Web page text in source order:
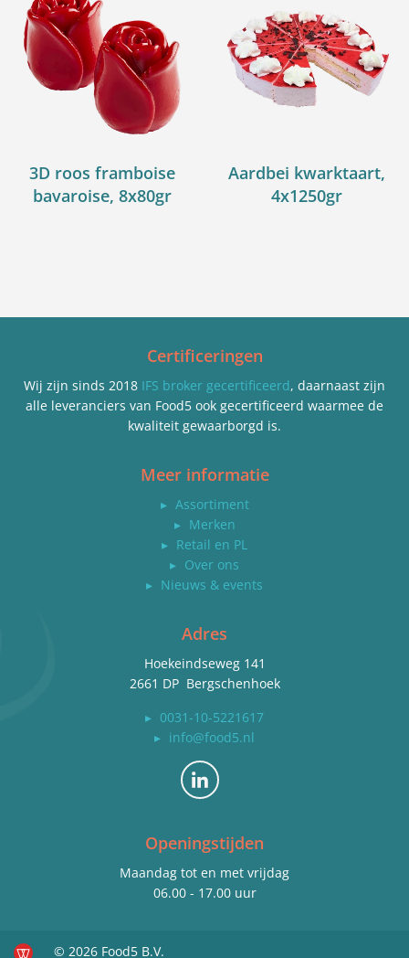
3D roos framboise
bavaroise, 8x80gr
Aardbei kwarktaart,
4x1250gr
Certificeringen
Wij zijn sinds 2018 IFS broker gecertificeerd, daarnaast zijn
alle leveranciers van Food5 ook gecertificeerd waarmee de
kwaliteit gewaarborgd is.
Meer informatie
▸ Assortiment
▸ Merken
▸ Retail en PL
▸ Over ons
▸ Nieuws & events
Adres
Hoekeindseweg 141
2661 DP Bergschenhoek
▸ 0031-10-5221617
▸ info@food5.nl
Bekijk ons op LinkedIn
Openingstijden
Maandag tot en met vrijdag
06.00 - 17.00 uur
© 2026 Food5 B.V.